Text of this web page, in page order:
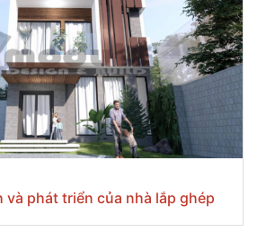
và phát triển của nhà lắp ghép